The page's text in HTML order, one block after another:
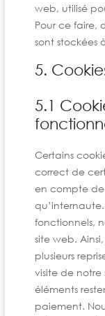
web, utilisé
Pour ce faire,
sont stockées
5.
5.1
Certains
correct de
en compte de
fonctionnels,
site web.
plusieurs
visite de
éléments
paiement.